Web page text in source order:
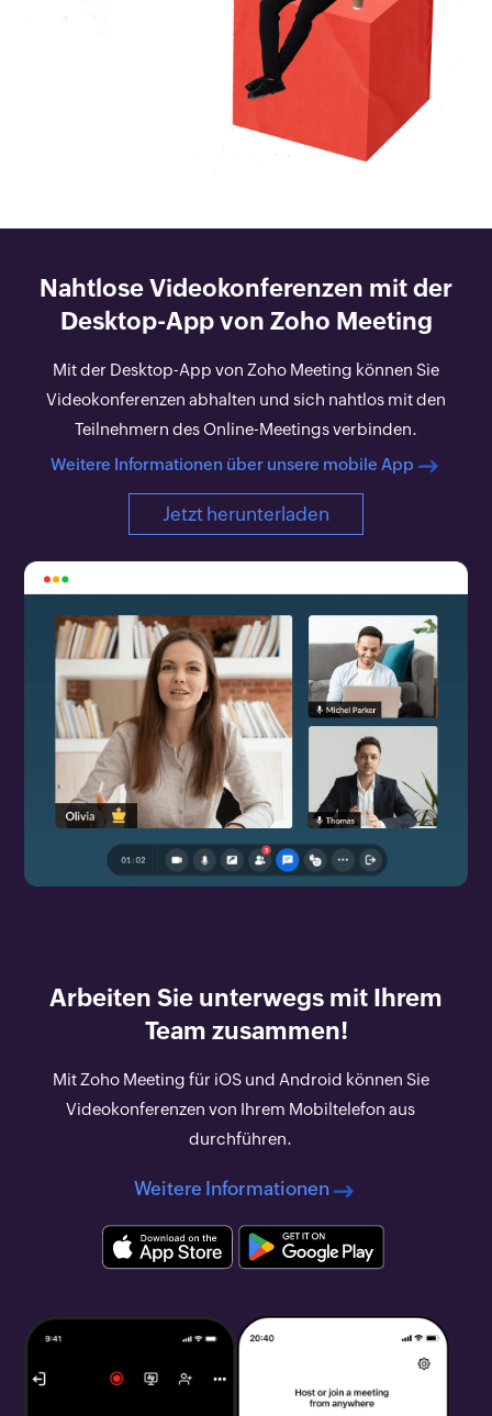
Nahtlose Videokonferenzen mit der
Desktop-App von Zoho Meeting
Mit der Desktop-App von Zoho Meeting können Sie
Videokonferenzen abhalten und sich nahtlos mit den
Teilnehmern des Online-Meetings verbinden.
Weitere Informationen über unsere mobile App
Jetzt herunterladen
Arbeiten Sie unterwegs mit Ihrem
Team zusammen!
Mit Zoho Meeting für iOS und Android können Sie
Videokonferenzen von Ihrem Mobiltelefon aus
durchführen.
Weitere Informationen